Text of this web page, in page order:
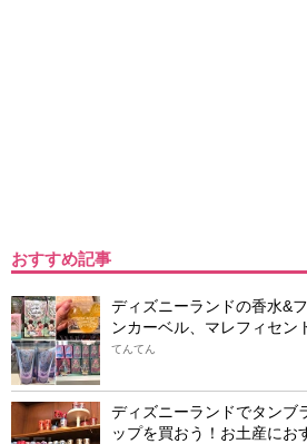
おすすめ記事
ディズニーランドの香水&
ンカーベル、マレフィセン
てんてん
ディズニーランドでタンブ
ップを買おう！お土産にお